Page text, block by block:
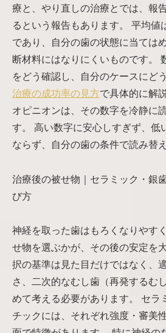
療と、やり直しの治療とでは、報
るという報告もあります。 平均値
であり、自分の歯の状態に当ては
断材料にはなりにくいものです。
をどう確認し、自分のケースにど
治療の成功率の見方で具体的に解
オピニオンは、その数字を冷静に
す。 高い数字に安心しすぎず、低
ならず、自分の歯の条件で読み替
治療後の被せ物｜セラミック・銀
び方
神経を取った歯はもろくなりやす
せ物を選ぶかが、その後の安定を
択の基準は見た目だけではなく、
さ、二次的なむし歯（再発するむ
めて考える必要があります。 セラ
チックには、それぞれ強度・審美